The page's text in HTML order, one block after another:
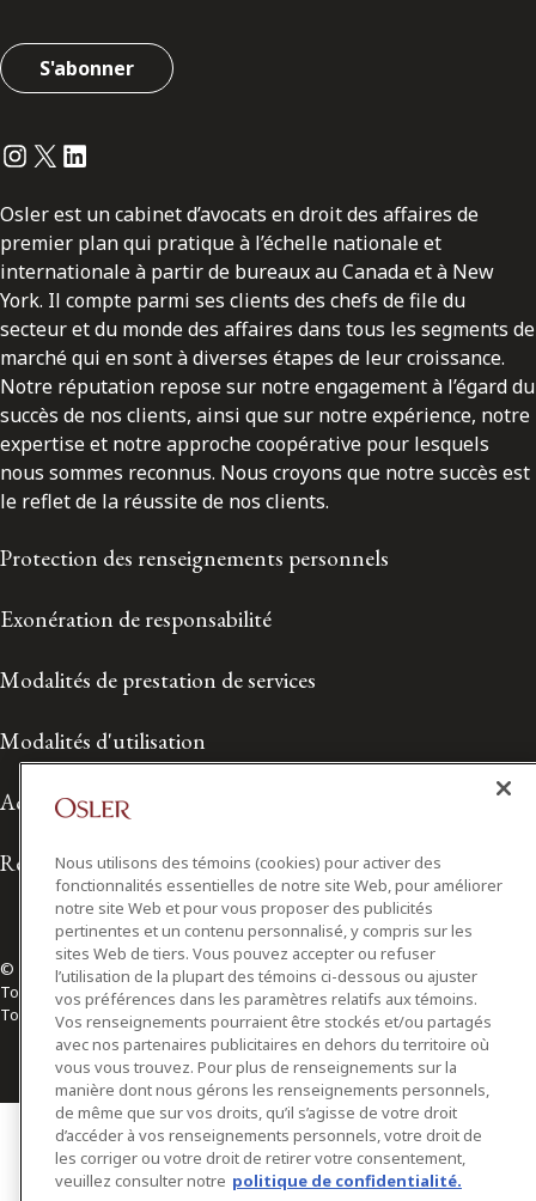
S'abonner
Instagram
Twitter
LinkedIn
Osler est un cabinet d’avocats en droit des affaires de
premier plan qui pratique à l’échelle nationale et
internationale à partir de bureaux au Canada et à New
York. Il compte parmi ses clients des chefs de file du
secteur et du monde des affaires dans tous les segments de
marché qui en sont à diverses étapes de leur croissance.
Notre réputation repose sur notre engagement à l’égard du
succès de nos clients, ainsi que sur notre expérience, notre
expertise et notre approche coopérative pour lesquels
nous sommes reconnus. Nous croyons que notre succès est
le reflet de la réussite de nos clients.
Protection des renseignements personnels
Exonération de responsabilité
Modalités de prestation de services
Modalités d'utilisation
Accessibilité
Relations avec les médias
© 2026 Osler, Hoskin & Harcourt S.E.N.C.R.L./s.r.l.
Tous droits réservés
Toronto | Montréal | Calgary | Vancouver | Ottawa | New York
Nous utilisons des témoins (cookies) pour activer des
fonctionnalités essentielles de notre site Web, pour améliorer
notre site Web et pour vous proposer des publicités
pertinentes et un contenu personnalisé, y compris sur les
sites Web de tiers. Vous pouvez accepter ou refuser
l’utilisation de la plupart des témoins ci-dessous ou ajuster
vos préférences dans les paramètres relatifs aux témoins.
Vos renseignements pourraient être stockés et/ou partagés
avec nos partenaires publicitaires en dehors du territoire où
vous vous trouvez. Pour plus de renseignements sur la
manière dont nous gérons les renseignements personnels,
de même que sur vos droits, qu’il s’agisse de votre droit
d’accéder à vos renseignements personnels, votre droit de
les corriger ou votre droit de retirer votre consentement,
veuillez consulter notre politique de confidentialité.